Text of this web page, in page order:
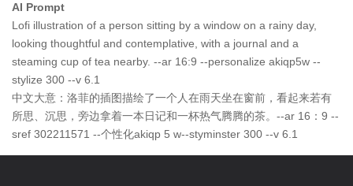
AI Prompt
Lofi illustration of a person sitting by a window on a rainy day,
looking thoughtful and contemplative, with a journal and a
steaming cup of tea nearby. --ar 16:9 --personalize akiqp5w --
stylize 300 --v 6.1
中文大意：洛菲的插图描绘了一个人在雨天坐在窗前，看起来若有
所思、沉思，旁边拿着一本日记和一杯热气腾腾的茶。--ar 16：9 --
sref 302211571 --个性化akiqp 5 w--styminster 300 --v 6.1